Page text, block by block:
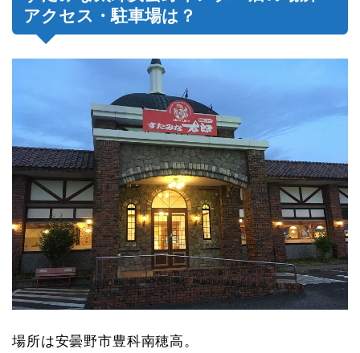
アクセス・駐車場は？
場所は安曇野市豊科南穂高。